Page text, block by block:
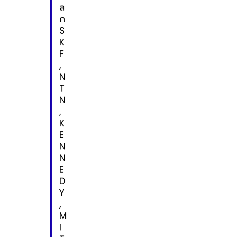
ล
ก
S
K
F
,
N
T
N
,
K
E
N
N
E
D
Y
,
M
I